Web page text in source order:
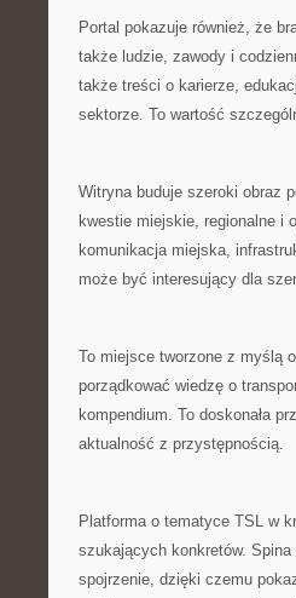
Portal pokazuje również, że
także ludzie, zawody i
także treści o karierze,
sektorze. To wartość
Witryna buduje szeroki obraz
kwestie miejskie, regionalne i
komunikacja miejska,
może być interesujący dla
To miejsce tworzone z myślą
porządkować wiedzę o
kompendium. To doskonała
aktualność z przystępnością.
Platforma o tematyce TSL w
szukających konkretów.
spojrzenie, dzięki czemu